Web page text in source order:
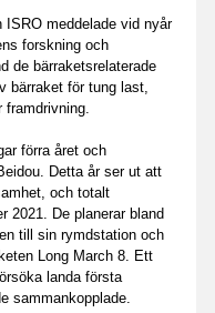
ISRO meddelade vid nyår
forskning och
de bärraketsrelaterade
bärraket för tung last,
framdrivning.
förra året och
Detta år ser ut att
och totalt
2021. De planerar bland
till sin rymdstation och
Long March 8. Ett
landa första
sammankopplade.